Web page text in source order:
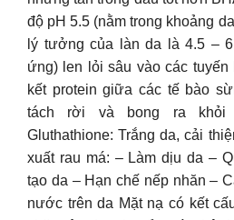
độ pH 5.5 (nằm trong khoảng
lý tưởng của làn da là 4.5 –
ứng) len lỏi sâu vào các
kết protein giữa các tế bào
tách rời và bong ra khỏi
Gluthathione: Trắng da, cải
xuất rau má: – Làm dịu da –
tạo da – Hạn chế nếp nhăn –
nước trên da Mặt nạ có kết